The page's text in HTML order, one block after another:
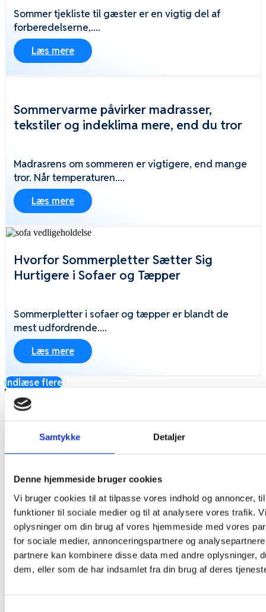
Samtykke Detaljer
Denne hjemmeside bruger cookies
Vi bruger cookies til at tilpasse vores indhold og annoncer,
funktioner til sociale medier og til at analysere vores trafik.
oplysninger om din brug af vores hjemmeside med vores
for sociale medier, annonceringspartnere og
partnere kan kombinere disse data med andre oplysninger,
dem, eller som de har indsamlet fra din brug af deres
Sommer tjekliste til gæster er en vigtig del af
forberedelserne,....
Læs mere
Sommervarme påvirker madrasser,
tekstiler og indeklima mere, end du tror
Madrasrens om sommeren er vigtigere, end mange
tror. Når temperaturen....
Læs mere
Hvorfor Sommerpletter Sætter Sig
Hurtigere i Sofaer og Tæpper
Sommerpletter i sofaer og tæpper er blandt de
mest udfordrende....
Læs mere
Indlæse flere
CVR.: 43389262
Baldersgade 4
2200 København N
Kontakt os